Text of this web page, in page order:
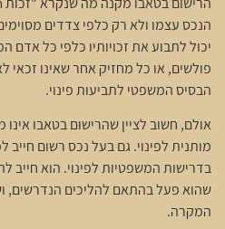
הנכס עצמו ולא רק כלפי צדדים
יכול לתבוע את זכויותיו כלפי כל
פולשים, או כל מחזיק אחר שאינו זכאי
הבסיס המשפטי לתביעות פינוי.
אולם, חשוב לציין שהרישום בטאבו
מותנית לפינוי. גם בעל נכס רשום
בדרישות המשפטיות לפינוי. הוא חייב
שהוא פעל בהתאם להליכים הנדרשים,
המקרה.